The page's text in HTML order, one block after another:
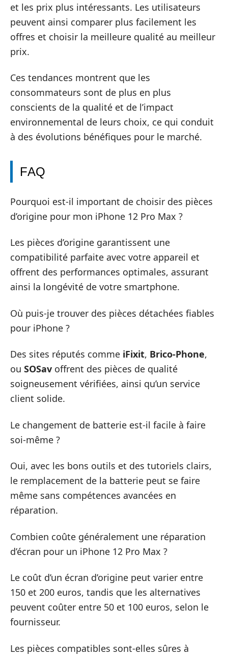
et les prix plus intéressants. Les utilisateurs
peuvent ainsi comparer plus facilement les
offres et choisir la meilleure qualité au meilleur
prix.
Ces tendances montrent que les
consommateurs sont de plus en plus
conscients de la qualité et de l’impact
environnemental de leurs choix, ce qui conduit
à des évolutions bénéfiques pour le marché.
FAQ
Pourquoi est-il important de choisir des pièces
d’origine pour mon iPhone 12 Pro Max ?
Les pièces d’origine garantissent une
compatibilité parfaite avec votre appareil et
offrent des performances optimales, assurant
ainsi la longévité de votre smartphone.
Où puis-je trouver des pièces détachées fiables
pour iPhone ?
Des sites réputés comme iFixit, Brico-Phone,
ou SOSav offrent des pièces de qualité
soigneusement vérifiées, ainsi qu’un service
client solide.
Le changement de batterie est-il facile à faire
soi-même ?
Oui, avec les bons outils et des tutoriels clairs,
le remplacement de la batterie peut se faire
même sans compétences avancées en
réparation.
Combien coûte généralement une réparation
d’écran pour un iPhone 12 Pro Max ?
Le coût d’un écran d’origine peut varier entre
150 et 200 euros, tandis que les alternatives
peuvent coûter entre 50 et 100 euros, selon le
fournisseur.
Les pièces compatibles sont-elles sûres à